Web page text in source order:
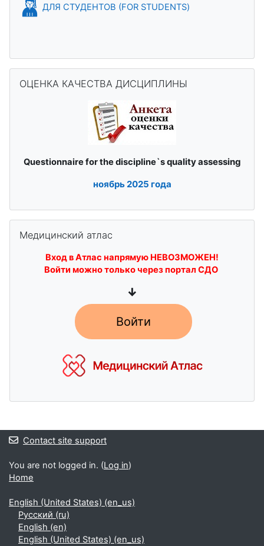
ДЛЯ СТУДЕНТОВ (FOR STUDENTS)
ОЦЕНКА КАЧЕСТВА ДИСЦИПЛИНЫ
Questionnaire for the discipline`squality assessing
ноябрь2025 года
Медицинский атлас
Вход в Атлас напрямую НЕВОЗМОЖЕН!
Войти можно только через портал СДО
↓
Войти
Blocks
Contact site support
You are not logged in. (Log in)
Home
English (United States) ‎(en_us)‎
Русский ‎(ru)‎
English ‎(en)‎
English (United States) ‎(en_us)‎